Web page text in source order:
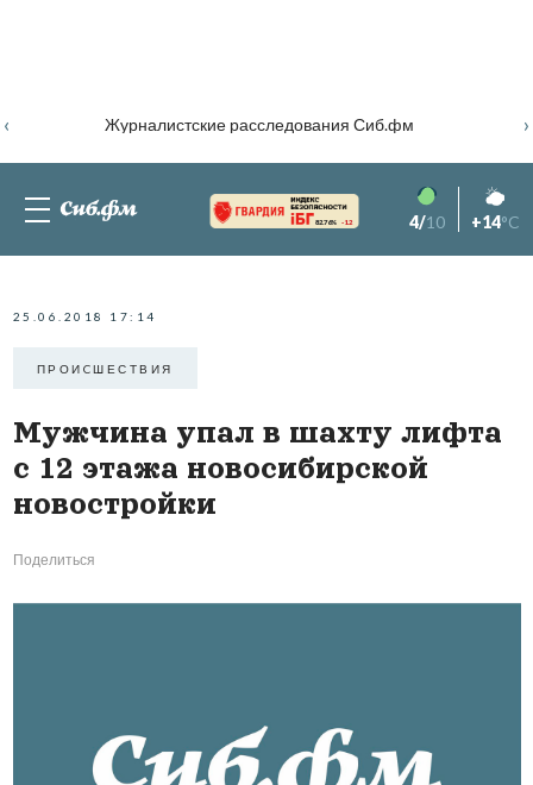
Журналистские расследования Сиб.фм
‹ ›
82.76% -1.2 4/10 +14°C
25.06.2018 17:14
ПРОИCШЕСТВИЯ
Мужчина упал в шахту лифта
с 12 этажа новосибирской
новостройки
Поделиться